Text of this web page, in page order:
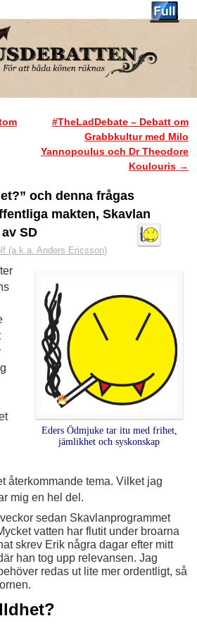
#TheLadDebate – Debatt om
Grabbkultur med Milo
Yannopoulus och Dr Theodore
Koulouris →
och denna frågas
makten, Skavlan
SD
(a.k.a. Anders Ericsson)
Eders Ödmjuke tar itu med frihet,
jämlikhet och syskonskap
återkommande tema. Vilket jag
mig en hel del.
sedan Skavlanprogrammet
vatten har flutit under broarna
skrev Erik några dagar efter mitt
han tog upp relevansen. Jag
redas ut lite mer ordentligt, så